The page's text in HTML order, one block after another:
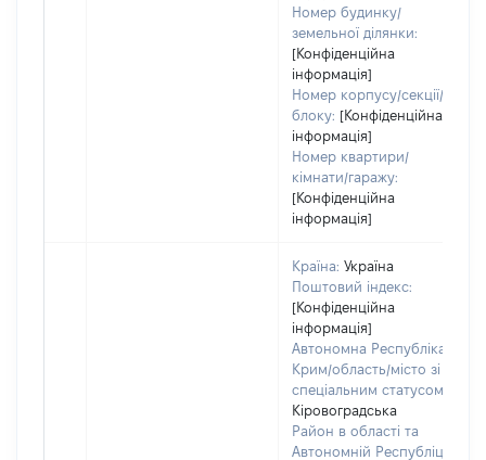
Номер будинку/
земельної ділянки:
[Конфіденційна
інформація]
Номер корпусу/секції/
блоку: [Конфіденційна
інформація]
Номер квартири/
кімнати/гаражу:
[Конфіденційна
інформація]
Країна: Україна
Поштовий індекс:
[Конфіденційна
інформація]
Автономна Республіка
Крим/область/місто зі
спеціальним статусом:
Кіровоградська
Район в області та
Автономній Республіці